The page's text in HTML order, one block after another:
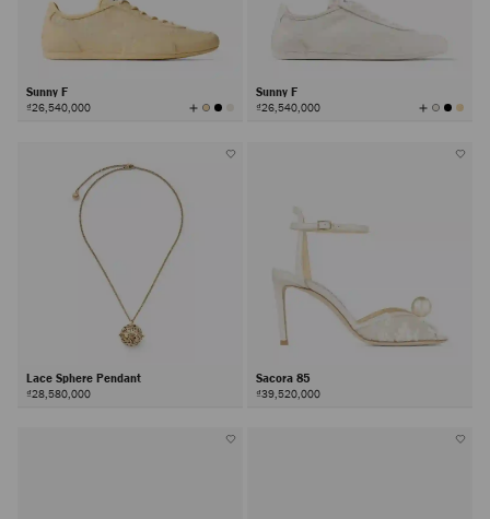
Sunny F
₫26,540,000 查
看
Sunny F
₫26,540,000 查
看
Lace Sphere Pendant
₫28,580,000
Sacora 85
₫39,520,000